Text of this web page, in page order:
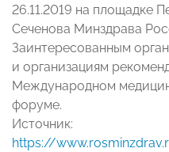
26.11.2019 на площадке
Сеченова Минздрава
Заинтересованным
и организациям
Международном
форуме.
Источник:
https://